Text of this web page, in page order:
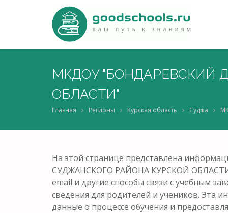
МКДОУ "БОНДАРЕВСКИЙ
ОБЛАСТИ"
Главная Регионы Курская область Суджа
На этой странице представлена
СУДЖАНСКОГО РАЙОНА КУРСКОЙ ОБЛАСТИ",
email и другие способы связи с учебным
сведения для родителей и учеников. Эта
данные о процессе обучения и